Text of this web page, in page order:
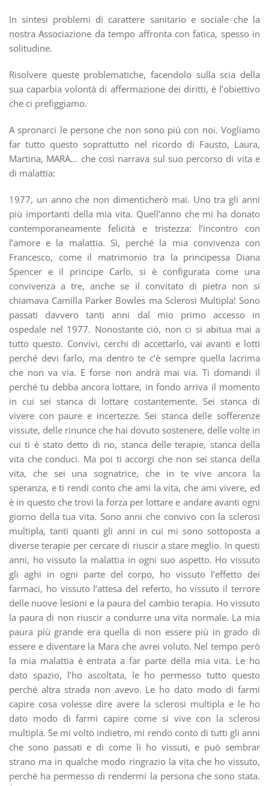
In sintesi problemi di carattere sanitario e sociale che la
nostra Associazione da tempo affronta con fatica, spesso in
solitudine.
Risolvere queste problematiche, facendolo sulla scia della
sua caparbia volontà di affermazione dei diritti, è l’obiettivo
che ci prefiggiamo.
A spronarci le persone che non sono più con noi. Vogliamo
far tutto questo soprattutto nel ricordo di Fausto, Laura,
Martina, MARA… che così narrava sul suo percorso di vita e
di malattia:
1977, un anno che non dimenticherò mai. Uno tra gli anni
più importanti della mia vita. Quell’anno che mi ha donato
contemporaneamente felicità e tristezza: l’incontro con
l’amore e la malattia. Sì, perché la mia convivenza con
Francesco, come il matrimonio tra la principessa Diana
Spencer e il principe Carlo, si è configurata come una
convivenza a tre, anche se il convitato di pietra non si
chiamava Camilla Parker Bowles ma Sclerosi Multipla! Sono
passati davvero tanti anni dal mio primo accesso in
ospedale nel 1977. Nonostante ciò, non ci si abitua mai a
tutto questo. Convivi, cerchi di accettarlo, vai avanti e lotti
perché devi farlo, ma dentro te c’è sempre quella lacrima
che non va via. E forse non andrà mai via. Ti domandi il
perché tu debba ancora lottare, in fondo arriva il momento
in cui sei stanca di lottare costantemente. Sei stanca di
vivere con paure e incertezze. Sei stanca delle sofferenze
vissute, delle rinunce che hai dovuto sostenere, delle volte in
cui ti è stato detto di no, stanca delle terapie, stanca della
vita che conduci. Ma poi ti accorgi che non sei stanca della
vita, che sei una sognatrice, che in te vive ancora la
speranza, e ti rendi conto che ami la vita, che ami vivere, ed
è in questo che trovi la forza per lottare e andare avanti ogni
giorno della tua vita. Sono anni che convivo con la sclerosi
multipla, tanti quanti gli anni in cui mi sono sottoposta a
diverse terapie per cercare di riuscir a stare meglio. In questi
anni, ho vissuto la malattia in ogni suo aspetto. Ho vissuto
gli aghi in ogni parte del corpo, ho vissuto l’effetto dei
farmaci, ho vissuto l’attesa del referto, ho vissuto il terrore
delle nuove lesioni e la paura del cambio terapia. Ho vissuto
la paura di non riuscir a condurre una vita normale. La mia
paura più grande era quella di non essere più in grado di
essere e diventare la Mara che avrei voluto. Nel tempo però
la mia malattia è entrata a far parte della mia vita. Le ho
dato spazio, l’ho ascoltata, le ho permesso tutto questo
perché altra strada non avevo. Le ho dato modo di farmi
capire cosa volesse dire avere la sclerosi multipla e le ho
dato modo di farmi capire come si vive con la sclerosi
multipla. Se mi volto indietro, mi rendo conto di tutti gli anni
che sono passati e di come li ho vissuti, e può sembrar
strano ma in qualche modo ringrazio la vita che ho vissuto,
perché ha permesso di rendermi la persona che sono stata.